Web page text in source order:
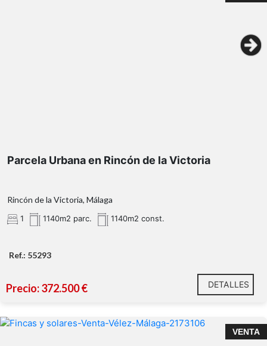
Parcela Urbana en Rincón de la Victoria
Rincón de la Victoria, Málaga
1 1140m2 parc. 1140m2 const.
Ref.: 55293
Precio: 372.500 € DETALLES
VENTA